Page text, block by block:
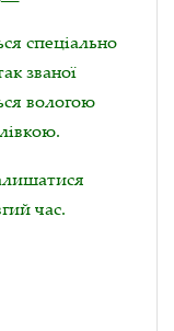
спеціально
званої
вологою
час.